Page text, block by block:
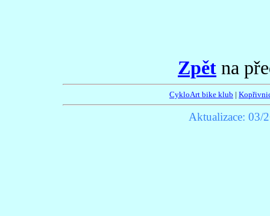
Zpět na
CykloArt bike klub |
Aktualizace: 03/